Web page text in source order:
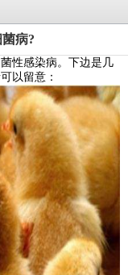
病?
性感染病。下边是几
以留意：